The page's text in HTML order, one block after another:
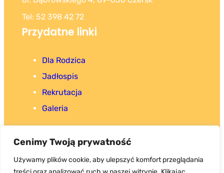
Cenimy Twoją prywatność
Używamy plików cookie, aby ulepszyć komfort przeglądania
Tel: 52 398 42 72
Przydatne linki
Dla Rodzica
Jadłospis
Rekrutacja
Galeria